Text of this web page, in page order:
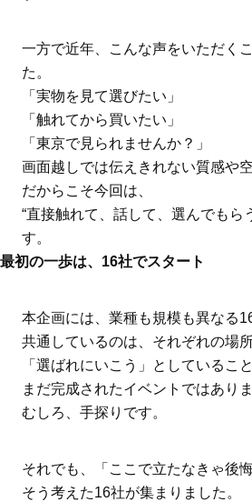
一方で近年、こんな声をいただく
た。
「実物を見て選びたい」
「触れてから買いたい」
「東京で見られませんか？」
画面越しでは伝えきれない質感や空
だからこそ今回は、
“直接触れて、話して、選んでもら
す。
最初の一歩は、16社でスタート
本企画には、業種も規模も異なる
共通しているのは、それぞれの場
「選ばれにいこう」としていること
まだ完成されたイベントではありま
むしろ、手探りです。
それでも、「ここで立たなきゃ後悔
そう考えた16社が集まりました。